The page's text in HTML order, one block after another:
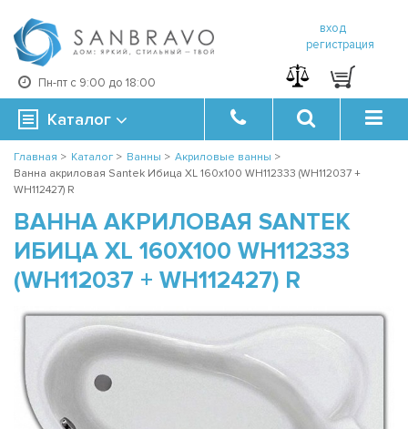
Пн-пт с 9:00 до 18:00
вход
регистрация
Каталог
Главная > Каталог > Ванны > Акриловые ванны >
Ванна акриловая Santek Ибица XL 160х100 WH112333 (WH112037 +
WH112427) R
ВАННА АКРИЛОВАЯ SANTEK
ИБИЦА XL 160Х100 WH112333
(WH112037 + WH112427) R